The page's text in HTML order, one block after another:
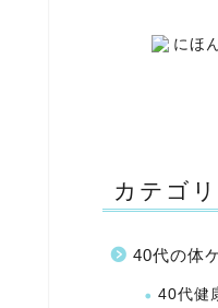
カテゴ
40代の体
40代健